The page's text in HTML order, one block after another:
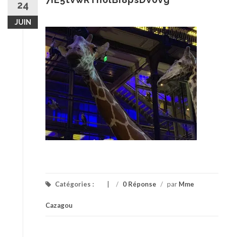
24
JUIN
Catégories : / 0 Réponse / par Mme
Cazagou